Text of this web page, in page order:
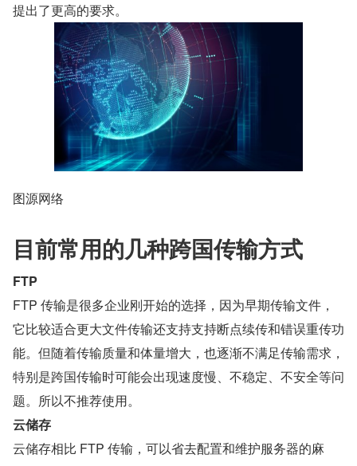
提出了更高的要求。
图源网络
目前常用的几种跨国传输方式
FTP
FTP 传输是很多企业刚开始的选择，因为早期传输文件，
它比较适合更大文件传输还支持支持断点续传和错误重传功
能。但随着传输质量和体量增大，也逐渐不满足传输需求，
特别是跨国传输时可能会出现速度慢、不稳定、不安全等问
题。所以不推荐使用。
云储存
云储存相比 FTP 传输，可以省去配置和维护服务器的麻